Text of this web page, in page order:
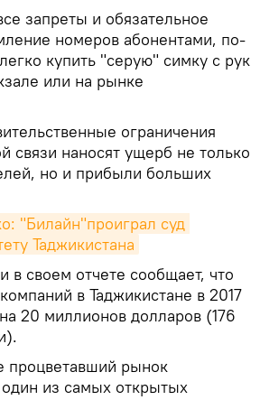
запреты и обязательное
номеров абонентами, по-
купить "серую" симку с рук
или на рынке
ограничения
связи наносят ущерб не только
но и прибыли больших
"Билайн"проиграл суд
Таджикистана
в своем отчете сообщает, что
в Таджикистане в 2017
20 миллионов долларов (176
процветавший рынок
из самых открытых